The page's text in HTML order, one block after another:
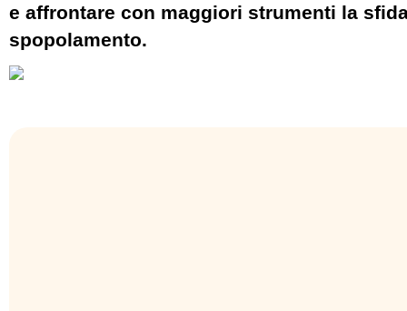
e affrontare con maggiori strumenti la
spopolamento.